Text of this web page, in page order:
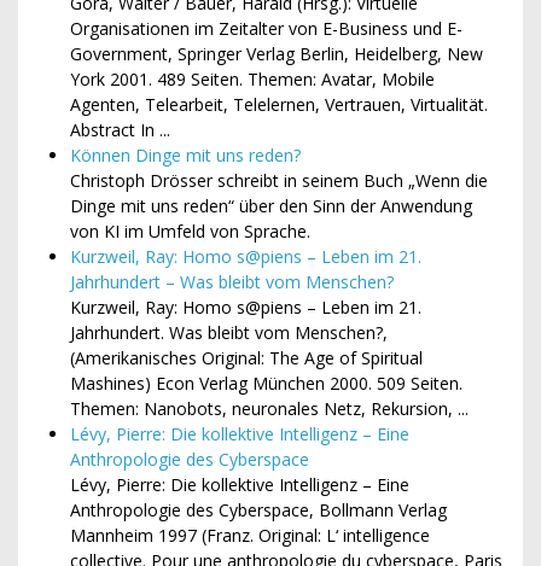
Organisationen im Zeitalter von E-Business und E-
Government, Springer Verlag Berlin, Heidelberg, New
York 2001. 489 Seiten. Themen: Avatar, Mobile
Agenten, Telearbeit, Telelernen, Vertrauen, Virtualität.
Abstract In ...
Können Dinge mit uns reden?
Christoph Drösser schreibt in seinem Buch „Wenn die
Dinge mit uns reden“ über den Sinn der Anwendung
von KI im Umfeld von Sprache.
Kurzweil, Ray: Homo s@piens – Leben im 21.
Jahrhundert – Was bleibt vom Menschen?
Kurzweil, Ray: Homo s@piens – Leben im 21.
Jahrhundert. Was bleibt vom Menschen?,
(Amerikanisches Original: The Age of Spiritual
Mashines) Econ Verlag München 2000. 509 Seiten.
Themen: Nanobots, neuronales Netz, Rekursion, ...
Lévy, Pierre: Die kollektive Intelligenz – Eine
Anthropologie des Cyberspace
Lévy, Pierre: Die kollektive Intelligenz – Eine
Anthropologie des Cyberspace, Bollmann Verlag
Mannheim 1997 (Franz. Original: L‘ intelligence
collective. Pour une anthropologie du cyberspace, Paris